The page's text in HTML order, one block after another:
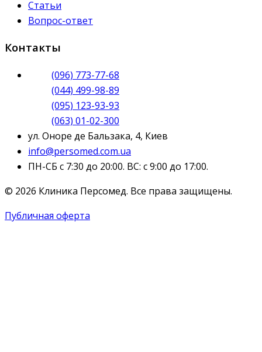
Статьи
Вопрос-ответ
Контакты
(096) 773-77-68
(044) 499-98-89
(095) 123-93-93
(063) 01-02-300
ул. Оноре де Бальзака, 4, Киев
info@persomed.com.ua
ПН-СБ с 7:30 до 20:00. ВС: с 9:00 до 17:00.
© 2026 Клиника Персомед. Все права защищены.
Публичная оферта